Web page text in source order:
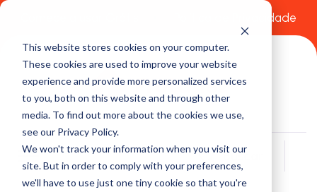
This website stores cookies on your computer.
These cookies are used to improve your website
experience and provide more personalized services
to you, both on this website and through other
media. To find out more about the cookies we use,
see our Privacy Policy.
We won't track your information when you visit our
site. But in order to comply with your preferences,
we'll have to use just one tiny cookie so that you're
Política de Privacidade
Buscar